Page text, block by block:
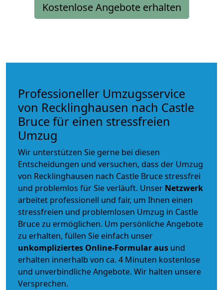
Kostenlose Angebote erhalten
Professioneller Umzugsservice
von Recklinghausen nach Castle
Bruce für einen stressfreien
Umzug
Wir unterstützen Sie gerne bei diesen
Entscheidungen und versuchen, dass der Umzug
von Recklinghausen nach Castle Bruce stressfrei
und problemlos für Sie verläuft. Unser Netzwerk
arbeitet professionell und fair, um Ihnen einen
stressfreien und problemlosen Umzug in Castle
Bruce zu ermöglichen. Um persönliche Angebote
zu erhalten, füllen Sie einfach unser
unkompliziertes Online-Formular aus und
erhalten innerhalb von ca. 4 Minuten kostenlose
und unverbindliche Angebote. Wir halten unsere
Versprechen.